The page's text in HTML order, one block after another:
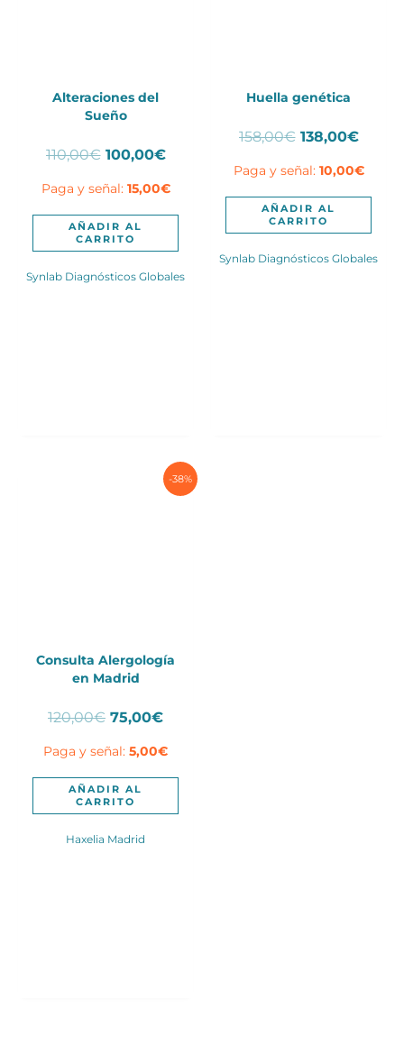
Alteraciones del
Sueño
110,00€ El
original
era:
110,00€.
100,00€El
actual
es:
100,00€.
Paga y señal: 15,00€
AÑADIR AL
CARRITO
Synlab Diagnósticos Globales
Huella genética
158,00€ El
original
era:
158,00€.
138,00€El
actual
es:
Paga y señal: 10,00€
AÑADIR AL
CARRITO
Synlab Diagnósticos Globales
-38%
Consulta Alergología
en Madrid
120,00€ El
original
era:
120,00€.
75,00€El
actual
es:
Paga y señal: 5,00€
AÑADIR AL
CARRITO
Haxelia Madrid